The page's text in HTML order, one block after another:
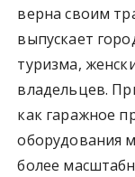
верна своим
выпускает
туризма,
владельцев.
как гаражное
оборудования
более